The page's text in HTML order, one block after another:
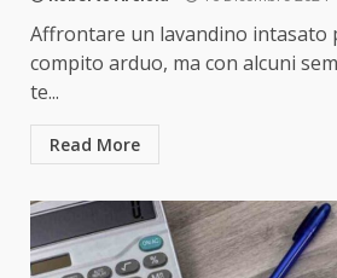
Affrontare un lavandino intasato
compito arduo, ma con alcuni
te...
Read More